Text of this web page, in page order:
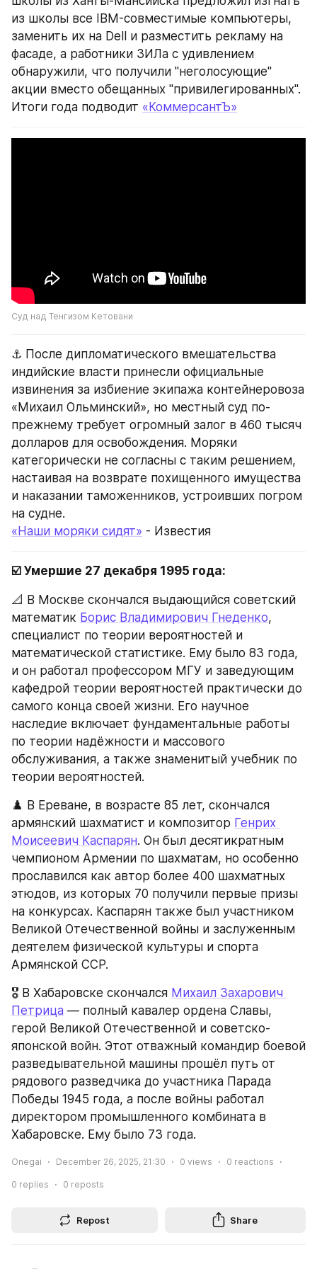
из школы все IBM-совместимые компьютеры,
заменить их на Dell и разместить рекламу на
фасаде, а работники ЗИЛа с удивлением
обнаружили, что получили "неголосующие"
акции вместо обещанных "привилегированных".
Итоги года подводит «КоммерсантЪ»
Суд над Тенгизом Кетовани
⚓ После дипломатического вмешательства
индийские власти принесли официальные
извинения за избиение экипажа контейнеровоза
«Михаил Ольминский», но местный суд по-
прежнему требует огромный залог в 460 тысяч
долларов для освобождения. Моряки
категорически не согласны с таким решением,
настаивая на возврате похищенного имущества
и наказании таможенников, устроивших погром
на судне.
«Наши моряки сидят» - Известия
☑️ Умершие 27 декабря 1995 года:
📐 В Москве скончался выдающийся советский
математик Борис Владимирович Гнеденко,
специалист по теории вероятностей и
математической статистике. Ему было 83 года,
и он работал профессором МГУ и заведующим
кафедрой теории вероятностей практически до
самого конца своей жизни. Его научное
наследие включает фундаментальные работы
по теории надёжности и массового
обслуживания, а также знаменитый учебник по
теории вероятностей.
♟️ В Ереване, в возрасте 85 лет, скончался
армянский шахматист и композитор Генрих
Моисеевич Каспарян. Он был десятикратным
чемпионом Армении по шахматам, но особенно
прославился как автор более 400 шахматных
этюдов, из которых 70 получили первые призы
на конкурсах. Каспарян также был участником
Великой Отечественной войны и заслуженным
деятелем физической культуры и спорта
Армянской ССР.
🎖️ В Хабаровске скончался Михаил Захарович
Петрица — полный кавалер ордена Славы,
герой Великой Отечественной и советско-
японской войн. Этот отважный командир боевой
разведывательной машины прошёл путь от
рядового разведчика до участника Парада
Победы 1945 года, а после войны работал
директором промышленного комбината в
Хабаровске. Ему было 73 года.
Onegai December 26, 2025, 21:30 0 views 0 reactions
0 replies 0 reposts
Repost Share